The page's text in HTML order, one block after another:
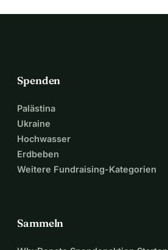
Bande mit uns geht.
Spenden
Palästina
Ukraine
Hochwasser
Erdbeben
Weitere Fundraising-Kategorien
Sammeln